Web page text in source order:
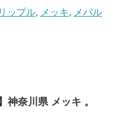
ップル, メッキ, メバル
神奈川県 メッキ 。